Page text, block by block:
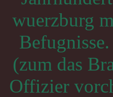
wuerzburg
(zum das
Offizier